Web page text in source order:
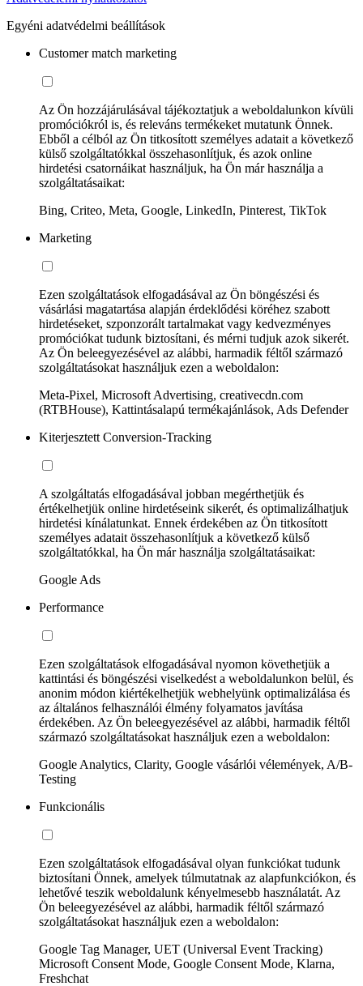
Egyéni adatvédelmi beállítások
Customer match marketing
Az Ön hozzájárulásával tájékoztatjuk a weboldalunkon kívüli
promóciókról is, és releváns termékeket mutatunk Önnek.
Ebből a célból az Ön titkosított személyes adatait a következő
külső szolgáltatókkal összehasonlítjuk, és azok online
hirdetési csatornáikat használjuk, ha Ön már használja a
szolgáltatásaikat:
Bing, Criteo, Meta, Google, LinkedIn, Pinterest, TikTok
Marketing
Ezen szolgáltatások elfogadásával az Ön böngészési és
vásárlási magatartása alapján érdeklődési köréhez szabott
hirdetéseket, szponzorált tartalmakat vagy kedvezményes
promóciókat tudunk biztosítani, és mérni tudjuk azok sikerét.
Az Ön beleegyezésével az alábbi, harmadik féltől származó
szolgáltatásokat használjuk ezen a weboldalon:
Meta-Pixel, Microsoft Advertising, creativecdn.com
(RTBHouse), Kattintásalapú termékajánlások, Ads Defender
Kiterjesztett Conversion-Tracking
A szolgáltatás elfogadásával jobban megérthetjük és
értékelhetjük online hirdetéseink sikerét, és optimalizálhatjuk
hirdetési kínálatunkat. Ennek érdekében az Ön titkosított
személyes adatait összehasonlítjuk a következő külső
szolgáltatókkal, ha Ön már használja szolgáltatásaikat:
Google Ads
Performance
Ezen szolgáltatások elfogadásával nyomon követhetjük a
kattintási és böngészési viselkedést a weboldalunkon belül, és
anonim módon kiértékelhetjük webhelyünk optimalizálása és
az általános felhasználói élmény folyamatos javítása
érdekében. Az Ön beleegyezésével az alábbi, harmadik féltől
származó szolgáltatásokat használjuk ezen a weboldalon:
Google Analytics, Clarity, Google vásárlói vélemények, A/B-
Testing
Funkcionális
Ezen szolgáltatások elfogadásával olyan funkciókat tudunk
biztosítani Önnek, amelyek túlmutatnak az alapfunkciókon, és
lehetővé teszik weboldalunk kényelmesebb használatát. Az
Ön beleegyezésével az alábbi, harmadik féltől származó
szolgáltatásokat használjuk ezen a weboldalon:
Google Tag Manager, UET (Universal Event Tracking)
Microsoft Consent Mode, Google Consent Mode, Klarna,
Freshchat